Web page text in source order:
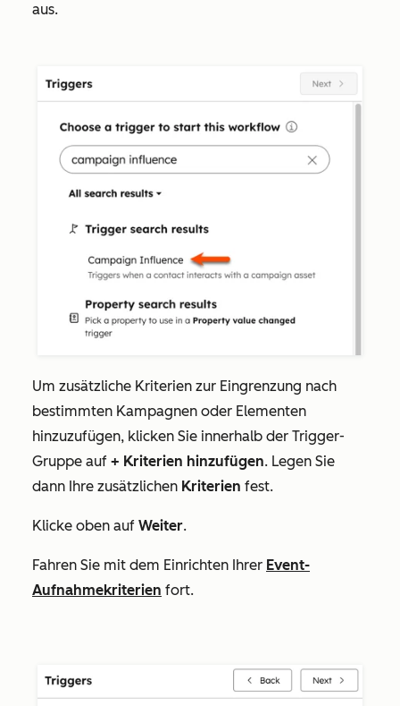
aus.
Um zusätzliche Kriterien zur Eingrenzung nach
bestimmten Kampagnen oder Elementen
hinzuzufügen, klicken Sie innerhalb der Trigger-
Gruppe auf + Kriterien hinzufügen. Legen Sie
dann Ihre zusätzlichen Kriterien fest.
Klicke oben auf Weiter.
Fahren Sie mit dem Einrichten Ihrer Event-
Aufnahmekriterien fort.